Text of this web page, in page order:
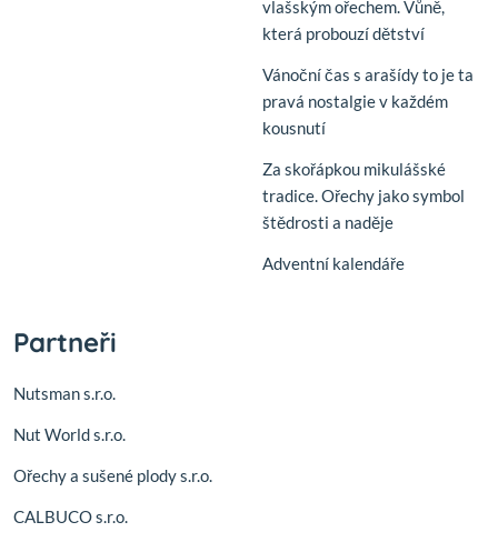
vlašským ořechem. Vůně,
která probouzí dětství
Vánoční čas s arašídy to je ta
pravá nostalgie v každém
kousnutí
Za skořápkou mikulášské
tradice. Ořechy jako symbol
štědrosti a naděje
Adventní kalendáře
Partneři
Nutsman s.r.o.
Nut World s.r.o.
Ořechy a sušené plody s.r.o.
CALBUCO s.r.o.